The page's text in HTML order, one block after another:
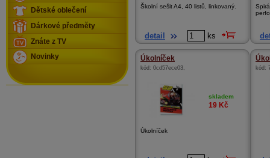
Školní sešit A4, 40 listů, linkovaný.
detail ks
Úkolníček
kód: 0cd57ece03,
skladem
19 Kč
Úkolníček
kód:
Dětské oblečení
Dárkové předměty
Znáte z TV
Novinky